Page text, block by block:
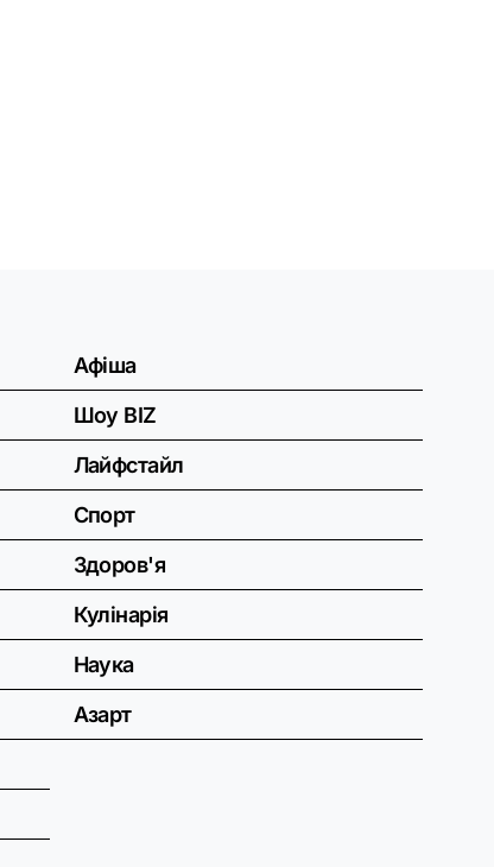
Афіша
Шоу BIZ
Лайфстайл
Спорт
Здоров'я
Кулінарія
Наука
Азарт